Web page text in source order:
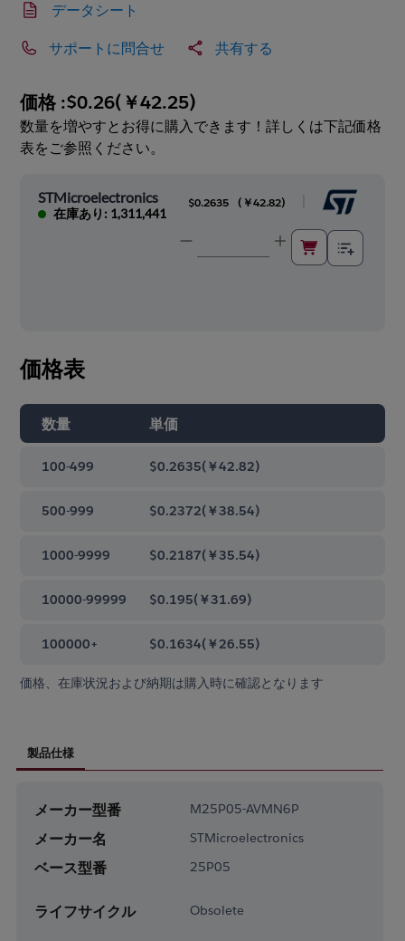
データシート
サポートに問合せ 共有する
価格 :$0.26(￥42.25)
数量を増やすとお得に購入できます！詳しくは下記価格
表をご参照ください。
STMicroelectronics
在庫あり: 1,311,441
$0.2635 ( ￥42.82)
価格表
数量 単価
100-499 $0.2635(￥42.82)
500-999 $0.2372(￥38.54)
1000-9999 $0.2187(￥35.54)
10000-99999 $0.195(￥31.69)
100000+ $0.1634(￥26.55)
価格、在庫状況および納期は購入時に確認となります
製品仕様
メーカー型番 M25P05-AVMN6P
メーカー名 STMicroelectronics
ベース型番 25P05
ライフサイクル Obsolete